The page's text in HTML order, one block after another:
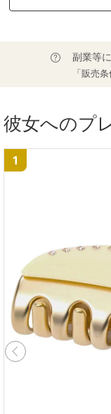
副業等
「販売
彼女へのプ
1